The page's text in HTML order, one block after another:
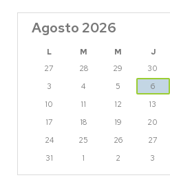
Agosto 2026
L M M J
27
28 29 30
3
4 5 6
10
11 12 13
17
18 19 20
24
25 26 27
31
1 2 3